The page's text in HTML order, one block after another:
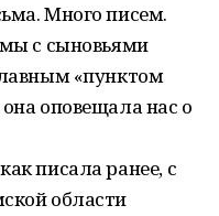
Много писем.
с сыновьями
«пунктом
оповещала нас о
писала ранее, с
области